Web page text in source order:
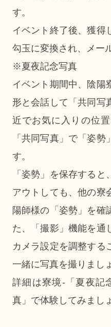
す。
イベント終了後、獲得
勾玉に変換され、メー
※夏夜記念写真
イベント期間中、陰陽
形と会話して「共同写
近でお気に入りの位
「共同写真」で「姿
す。
「姿勢」を保存する
アウトしても、他の寮
陽師様の「姿勢」を確
た、「撮影」機能を通
カメラ設定を調整する
一緒に写真を撮りまし
詳細は寮境-「夏夜記
真」で体験してみまし